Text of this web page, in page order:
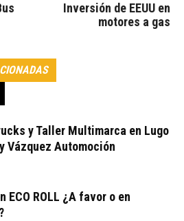
Inversión de EEUU en
motores a gas
y Taller Multimarca en Lugo
Vázquez Automoción
ECO ROLL ¿A favor o en